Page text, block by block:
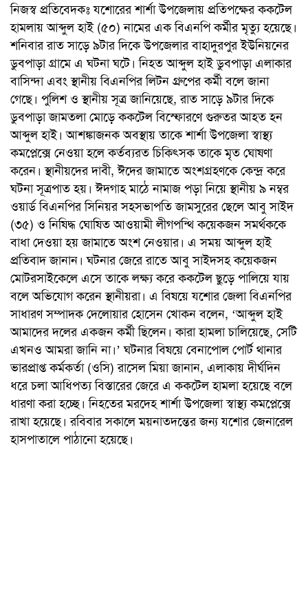
নিজস্ব প্রতিবেদকঃ যশোরের শার্শা উপজেলায় প্রতিপক্ষের ককটেল
হামলায় আব্দুল হাই (৫০) নামের এক বিএনপি কর্মীর মৃত্যু হয়েছে।
শনিবার রাত সাড়ে ৯টার দিকে উপজেলার বাহাদুরপুর ইউনিয়নের
ডুবপাড়া গ্রামে এ ঘটনা ঘটে। নিহত আব্দুল হাই ডুবপাড়া এলাকার
বাসিন্দা এবং স্থানীয় বিএনপির লিটন গ্রুপের কর্মী বলে জানা
গেছে। পুলিশ ও স্থানীয় সূত্র জানিয়েছে, রাত সাড়ে ৯টার দিকে
ডুবপাড়া জামতলা মোড়ে ককটেল বিস্ফোরণে গুরুতর আহত হন
আব্দুল হাই। আশঙ্কাজনক অবস্থায় তাকে শার্শা উপজেলা স্বাস্থ্য
কমপ্লেক্সে নেওয়া হলে কর্তব্যরত চিকিৎসক তাকে মৃত ঘোষণা
করেন। স্থানীয়দের দাবী, ঈদের জামাতে অংশগ্রহণকে কেন্দ্র করে
ঘটনা সূত্রপাত হয়। ঈদগাহ মাঠে নামাজ পড়া নিয়ে স্থানীয় ৯ নম্বর
ওয়ার্ড বিএনপির সিনিয়র সহসভাপতি জামসুরের ছেলে আবু সাইদ
(৩৫) ও নিষিদ্ধ ঘোষিত আওয়ামী লীগপন্থি কয়েকজন সমর্থককে
বাধা দেওয়া হয় জামাতে অংশ নেওয়ার। এ সময় আব্দুল হাই
প্রতিবাদ জানান। ঘটনার জেরে রাতে আবু সাইদসহ কয়েকজন
মোটরসাইকেলে এসে তাকে লক্ষ্য করে ককটেল ছুড়ে পালিয়ে যায়
বলে অভিযোগ করেন স্থানীয়রা। এ বিষয়ে যশোর জেলা বিএনপির
সাধারণ সম্পাদক দেলোয়ার হোসেন খোকন বলেন, ‘আব্দুল হাই
আমাদের দলের একজন কর্মী ছিলেন। কারা হামলা চালিয়েছে, সেটি
এখনও আমরা জানি না।’ ঘটনার বিষয়ে বেনাপোল পোর্ট থানার
ভারপ্রাপ্ত কর্মকর্তা (ওসি) রাসেল মিয়া জানান, এলাকায় দীর্ঘদিন
ধরে চলা আধিপত্য বিস্তারের জেরে এ ককটেল হামলা হয়েছে বলে
ধারণা করা হচ্ছে। নিহতের মরদেহ শার্শা উপজেলা স্বাস্থ্য কমপ্লেক্সে
রাখা হয়েছে। রবিবার সকালে ময়নাতদন্তের জন্য যশোর জেনারেল
হাসপাতালে পাঠানো হয়েছে।